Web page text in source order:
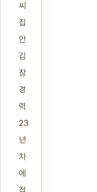
씨
집
안
김
장
경
력
23
년
차
에